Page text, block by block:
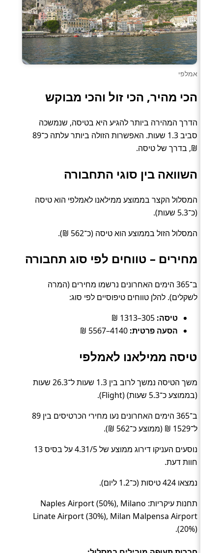
אמלפי
הכי מהיר, הכי זול והכי מבוקש
הדרך המהירה ביותר להגיע היא בטיסה, שנמשכה
סביב 1.3 שעות. האפשרות הזולה ביותר עלתה כ־89
₪, בדרך של טיסה.
השוואה בין סוגי התחבורה
המסלול הקצר בממוצע ממילאנו לאמלפי הוא טיסה
(כ־5.3 שעות).
המסלול הזול בממוצע הוא טיסה (כ־562 ₪).
מחירים – טווחים לפי סוג תחבורה
ב־365 הימים האחרונים נרשמו מחירים (המרה
לשקלים). להלן טווחים טיפוסיים לפי סוג:
טיסה:
הסעה פרטית:
טיסה ממילאנו לאמלפי
משך הטיסה נמשך לרוב בין 1.3 שעות ל־26.3 שעות
(בממוצע כ־5.3 שעות) (Flight).
ב־365 הימים האחרונים נעו מחירי הכרטיסים בין 89
ל־1529 ₪ (ממוצע כ־562 ₪).
נוסעים העניקו דירוג ממוצע של 4.31/5 על בסיס 13
חוות דעת.
נמצאו 424 טיסות (כ־1.2 ליום).
תחנות עיקריות: Naples Airport (50%), Milano
Linate Airport (30%), Milan Malpensa Airport
(20%).